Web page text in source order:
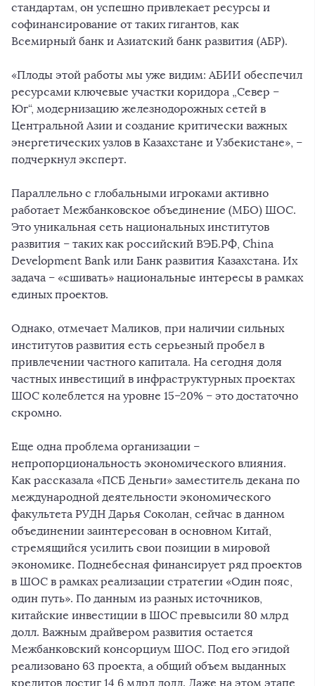
стандартам, он успешно привлекает ресурсы и
софинансирование от таких гигантов, как
Всемирный банк и Азиатский банк развития (АБР).
«Плоды этой работы мы уже видим: АБИИ обеспечил
ресурсами ключевые участки коридора „Север –
Юг“, модернизацию железнодорожных сетей в
Центральной Азии и создание критически важных
энергетических узлов в Казахстане и Узбекистане», –
подчеркнул эксперт.
Параллельно с глобальными игроками активно
работает Межбанковское объединение (МБО) ШОС.
Это уникальная сеть национальных институтов
развития – таких как российский ВЭБ.РФ, China
Development Bank или Банк развития Казахстана. Их
задача – «сшивать» национальные интересы в рамках
единых проектов.
Однако, отмечает Маликов, при наличии сильных
институтов развития есть серьезный пробел в
привлечении частного капитала. На сегодня доля
частных инвестиций в инфраструктурных проектах
ШОС колеблется на уровне 15–20% – это достаточно
скромно.
Еще одна проблема организации –
непропорциональность экономического влияния.
Как рассказала «ПСБ Деньги» заместитель декана по
международной деятельности экономического
факультета РУДН Дарья Соколан, сейчас в данном
объединении заинтересован в основном Китай,
стремящийся усилить свои позиции в мировой
экономике. Поднебесная финансирует ряд проектов
в ШОС в рамках реализации стратегии «Один пояс,
один путь». По данным из разных источников,
китайские инвестиции в ШОС превысили 80 млрд
долл. Важным драйвером развития остается
Межбанковский консорциум ШОС. Под его эгидой
реализовано 63 проекта, а общий объем выданных
кредитов достиг 14,6 млрд долл. Даже на этом этапе